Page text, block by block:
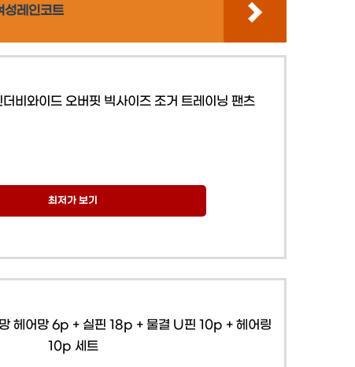
성레인코트
비와이드 오버핏 빅사이즈 조거 트레이닝 팬츠
최저가 보기
헤어망 6p + 실핀 18p + 물결 U핀 10p + 헤어링
10p 세트